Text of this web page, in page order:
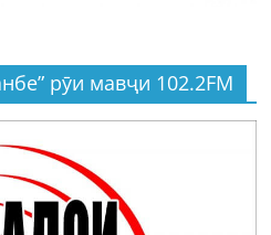
рӯи мавҷи 102.2FM